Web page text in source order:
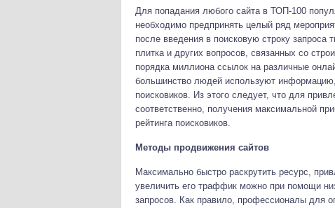
Для попадания любого сайта в ТОП-100
необходимо предпринять целый ряд
после введения в поисковую строку
плитка и других вопросов, связанных со
порядка миллиона ссылок на различные
большинство людей используют
поисковиков. Из этого следует, что для
соответственно, получения максимальной
рейтинга поисковиков.
Методы продвижения сайтов
Максимально быстро раскрутить ресурс,
увеличить его траффик можно при помощи
запросов. Как правило, профессионалы для